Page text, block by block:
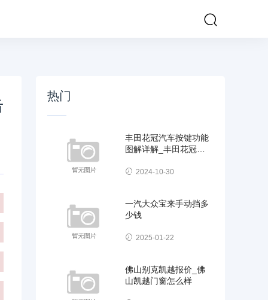
热门
丰田花冠汽车按键功能
图解详解_丰田花冠汽
2024-10-30
一汽大众宝来手动挡多
少钱
2025-01-22
佛山别克凯越报价_佛
山凯越门窗怎么样